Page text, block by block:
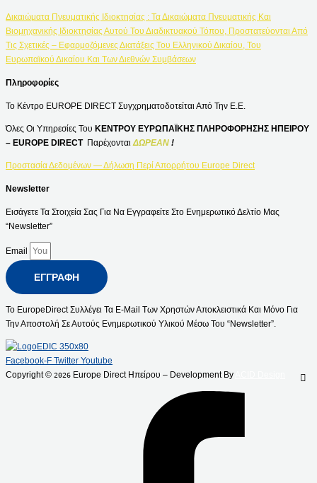
Δικαιώματα Πνευματικής Ιδιοκτησίας : Τα Δικαιώματα Πνευματικής Και
Βιομηχανικής Ιδιοκτησίας Αυτού Του Διαδικτυακού Τόπου, Προστατεύονται Από
Τις Σχετικές – Εφαρμοζόμενες Διατάξεις Του Ελληνικού Δικαίου, Του
Ευρωπαϊκού Δικαίου Και Των Διεθνών Συμβάσεων
Πληροφορίες
Το Κέντρο EUROPE DIRECT Συγχρηματοδοτείται Από Την Ε.Ε.
Όλες Οι Υπηρεσίες Του ΚΕΝΤΡΟΥ ΕΥΡΩΠΑΪΚΗΣ ΠΛΗΡΟΦΟΡΗΣΗΣ ΗΠΕΙΡΟΥ
– EUROPE DIRECT Παρέχονται ΔΩΡΕΑΝ !
Προστασία Δεδομένων — Δήλωση Περί Απορρήτου Europe Direct
Newsletter
Εισάγετε Τα Στοιχεία Σας Για Να Εγγραφείτε Στο Ενημερωτικό Δελτίο Μας
“Newsletter”
Email
ΕΓΓΡΑΦΉ
Το EuropeDirect Συλλέγει Τα E-Mail Των Χρηστών Αποκλειστικά Και Μόνο Για
Την Αποστολή Σε Αυτούς Ενημερωτικού Υλικού Μέσω Του “Newsletter”.
Facebook-F Twitter Youtube
Copyright © 2026 Europe Direct Ηπείρου – Development By